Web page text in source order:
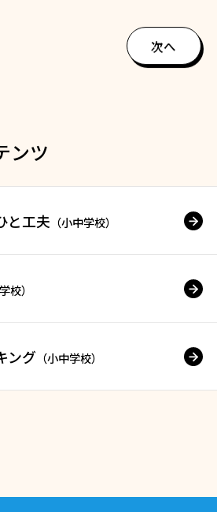
次へ
ンツ
と工夫 （小中学校）
校）
ング （小中学校）